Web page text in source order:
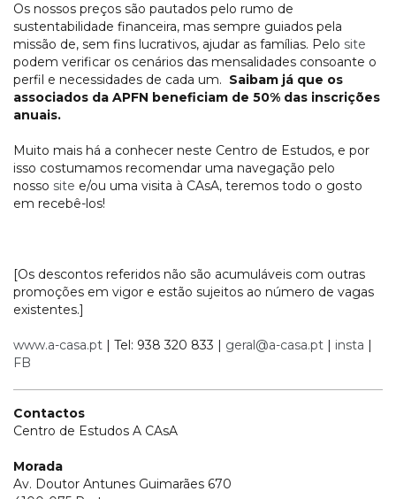
Os nossos preços são pautados pelo rumo de
sustentabilidade financeira, mas sempre guiados pela
missão de, sem fins lucrativos, ajudar as famílias. Pelo site
podem verificar os cenários das mensalidades consoante o
perfil e necessidades de cada um. Saibam já que os
associados da APFN beneficiam de 50% das inscrições
anuais.
Muito mais há a conhecer neste Centro de Estudos, e por
isso costumamos recomendar uma navegação pelo
nosso site e/ou uma visita à CAsA, teremos todo o gosto
em recebê-los!
[Os descontos referidos não são acumuláveis com outras
promoções em vigor e estão sujeitos ao número de vagas
existentes.]
www.a-casa.pt | Tel: 938 320 833 | geral@a-casa.pt | insta |
FB
Contactos
Centro de Estudos A CAsA
Morada
Av. Doutor Antunes Guimarães 670